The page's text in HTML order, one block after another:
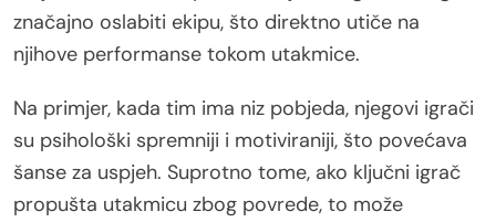
značajno oslabiti ekipu, što direktno utiče na
njihove performanse tokom utakmice.
Na primjer, kada tim ima niz pobjeda, njegovi igrači
su psihološki spremniji i motiviraniji, što povećava
šanse za uspjeh. Suprotno tome, ako ključni igrač
propušta utakmicu zbog povrede, to može